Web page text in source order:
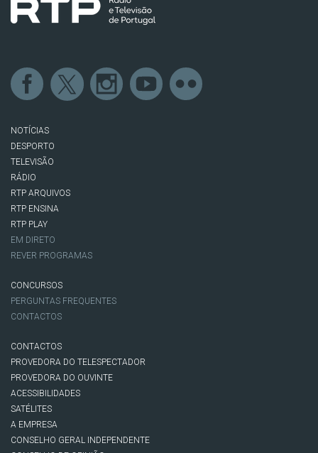
NOTÍCIAS
DESPORTO
TELEVISÃO
RÁDIO
RTP ARQUIVOS
RTP ENSINA
RTP PLAY
EM DIRETO
REVER PROGRAMAS
CONCURSOS
PERGUNTAS FREQUENTES
CONTACTOS
CONTACTOS
PROVEDORA DO TELESPECTADOR
PROVEDORA DO OUVINTE
ACESSIBILIDADES
SATÉLITES
A EMPRESA
CONSELHO GERAL INDEPENDENTE